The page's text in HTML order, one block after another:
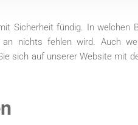
Sicherheit fündig. In welchen
an nichts fehlen wird. Auch
sich auf unserer Website mit